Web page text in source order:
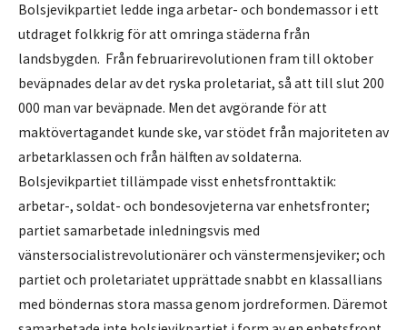
Bolsjevikpartiet ledde inga arbetar- och bondemassor i ett
utdraget folkkrig för att omringa städerna från
landsbygden. Från februarirevolutionen fram till oktober
beväpnades delar av det ryska proletariat, så att till slut 200
000 man var beväpnade. Men det avgörande för att
maktövertagandet kunde ske, var stödet från majoriteten av
arbetarklassen och från hälften av soldaterna.
Bolsjevikpartiet tillämpade visst enhetsfronttaktik:
arbetar-, soldat- och bondesovjeterna var enhetsfronter;
partiet samarbetade inledningsvis med
vänstersocialistrevolutionärer och vänstermensjeviker; och
partiet och proletariatet upprättade snabbt en klassallians
med böndernas stora massa genom jordreformen. Däremot